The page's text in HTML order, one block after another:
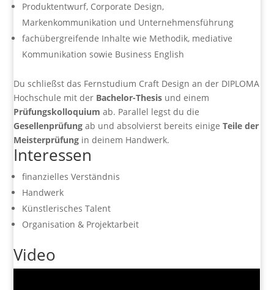
Produktentwurf, Corporate Design,
Markenkommunikation und Unternehmensführung
fachübergreifende Inhalte wie Methodik, mediative
Kommunikation sowie Business English
Du schließst das Fernstudium Craft Design an der DIPLOMA
Hochschule mit der Bachelor-Thesis und einem
Prüfungskolloquium ab. Parallel legst du die
Gesellenprüfung ab und absolvierst bereits einigeTeile der
Meisterprüfung in deinem Handwerk.
Interessen
finanzielles Verständnis
Handwerk
Künstlerisches Talent
Organisation & Projektarbeit
Video